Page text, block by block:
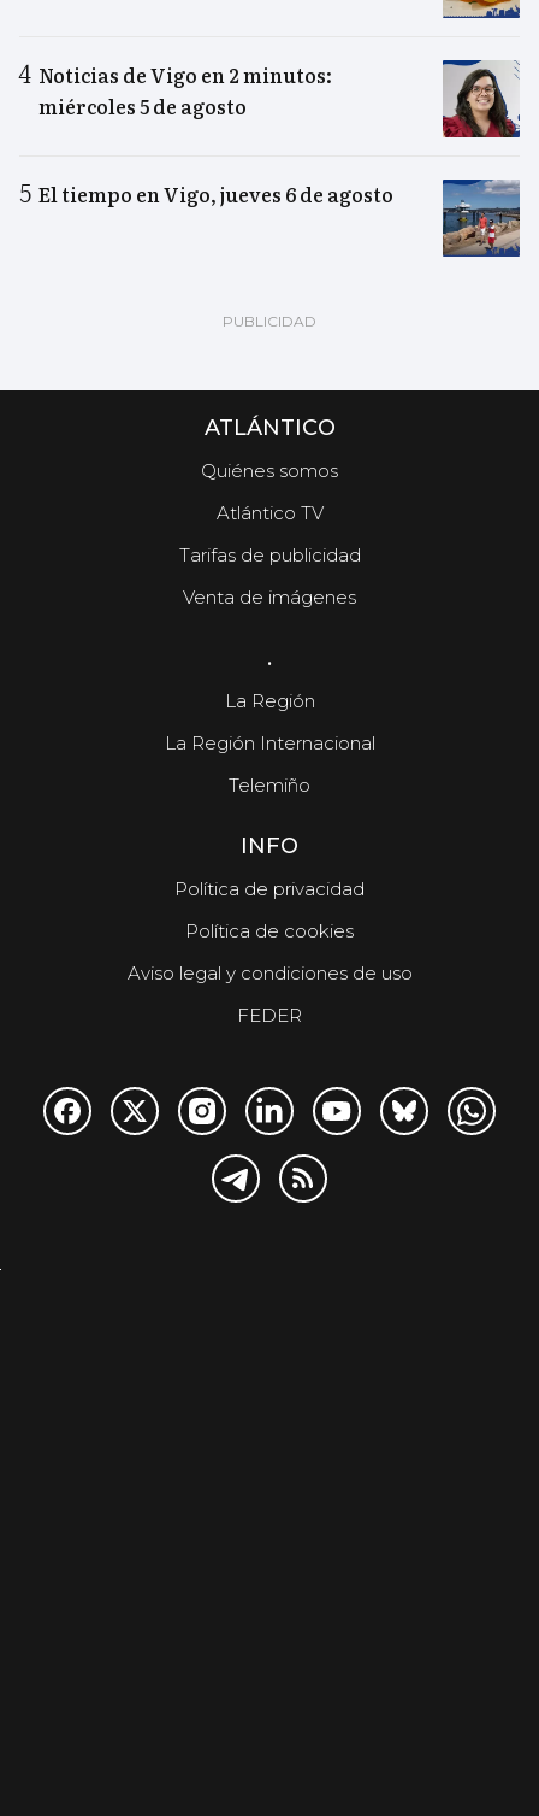
Noticias de Vigo en 2 minutos:
miércoles 5 de agosto
El tiempo en Vigo, jueves 6 de agosto
ATLÁNTICO
Quiénes somos
Atlántico TV
Tarifas de publicidad
Venta de imágenes
.
La Región
La Región Internacional
Telemiño
INFO
Política de privacidad
Política de cookies
Aviso legal y condiciones de uso
FEDER